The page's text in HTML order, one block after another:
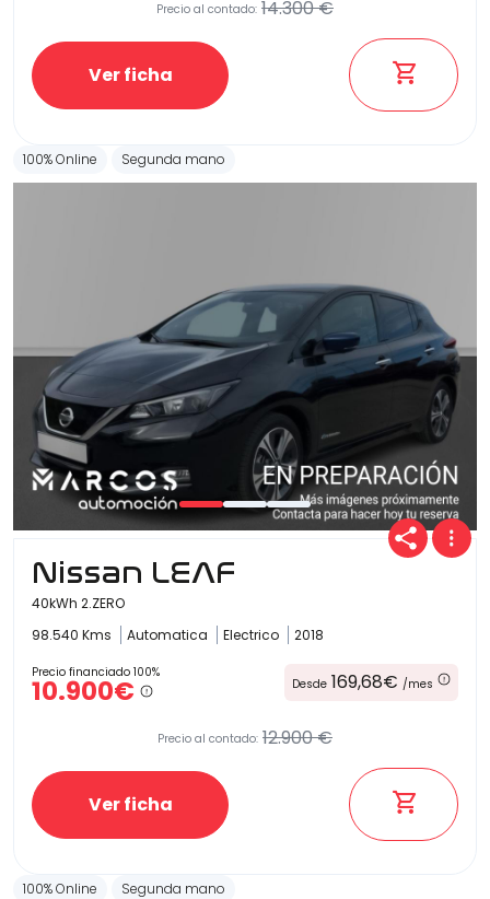
Etiqueta medioambiental
Potencia
Transmisión
Carrocería
Precio al contado: 14.300 €
Ver ficha
100% Online Segunda mano
Nissan LEAF
40kWh 2.ZERO
98.540 Kms
Automatica Electrico 2018
Precio financiado 100%
10.900€ Desde 169,68€ /mes
Precio al contado: 12.900 €
Ver ficha
100% Online Segunda mano